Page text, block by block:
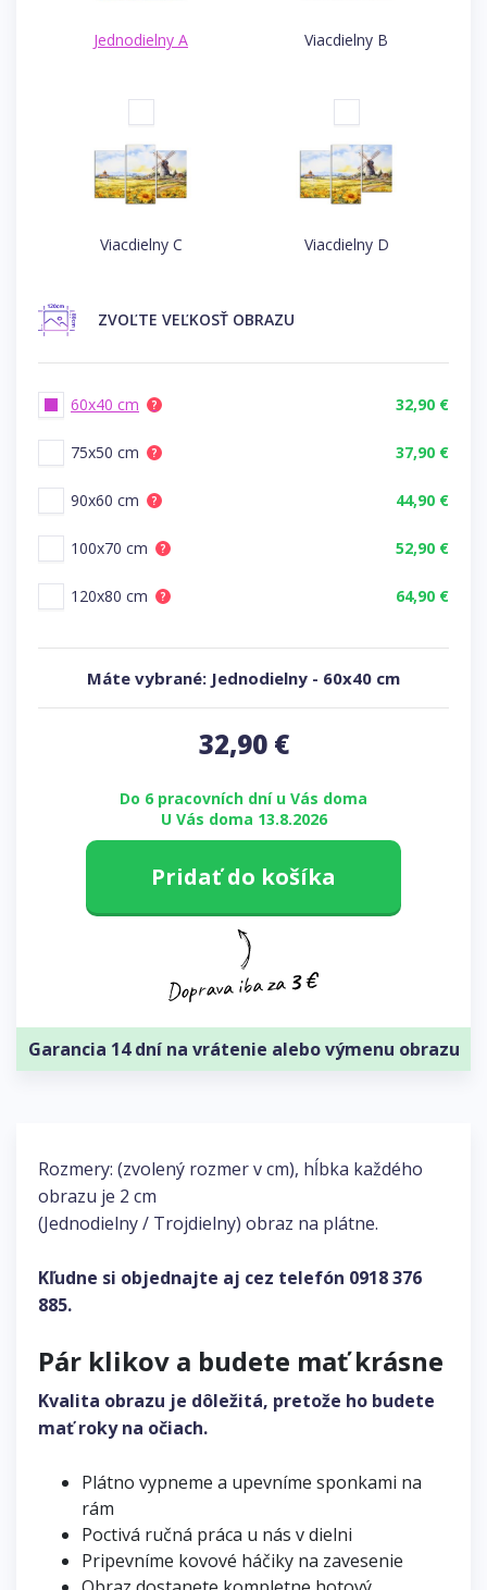
Rozmery: (zvolený rozmer v cm), hĺbka každého
obrazu je 2 cm
(Jednodielny / Trojdielny) obraz na plátne.
Kľudne si objednajte aj cez telefón 0918 376
885.
Pár klikov a budete mať krásne
Kvalita obrazu je dôležitá, pretože ho budete
mať roky na očiach.
Plátno vypneme a upevníme sponkami na
rám
Poctivá ručná práca u nás v dielni
Pripevníme kovové háčiky na zavesenie
Jednodielny A Viacdielny B
Viacdielny C Viacdielny D
ZVOĽTE VEĽKOSŤ OBRAZU
60x40 cm ? 32,90 €
75x50 cm ? 37,90 €
90x60 cm ? 44,90 €
100x70 cm ? 52,90 €
120x80 cm ? 64,90 €
Máte vybrané: Jednodielny - 60x40 cm
32,90€
Do 6 pracovních dní u Vás doma
U Vás doma 13.8.2026
Pridať do košíka
Garancia 14 dní na vrátenie alebo výmenu obrazu